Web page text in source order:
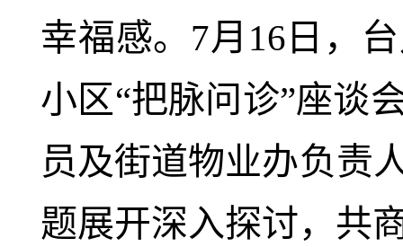
幸福感。7月16日，
小区“把脉问诊”座谈
员及街道物业办负责
题展开深入探讨，共